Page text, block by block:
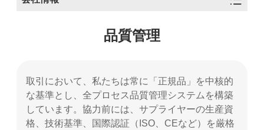
品質管理
取引において、私たちは常に「正規品」を中核的
な基準とし、全プロセス品質管理システムを構築
しています。協力前には、サプライヤーの生産資
格、技術基準、国際認証（ISO、CEなど）を厳格